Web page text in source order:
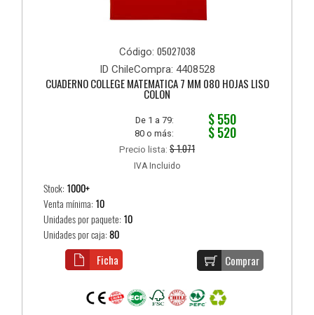
Código: 05027038
ID ChileCompra: 4408528
CUADERNO COLLEGE MATEMATICA 7 MM 080 HOJAS LISO
COLON
De 1 a 79: $ 550
80 o más: $ 520
Precio lista: $ 1.071
IVA Incluido
Stock: 1000+
Venta mínima: 10
Unidades por paquete: 10
Unidades por caja:80
Comprar
Ficha